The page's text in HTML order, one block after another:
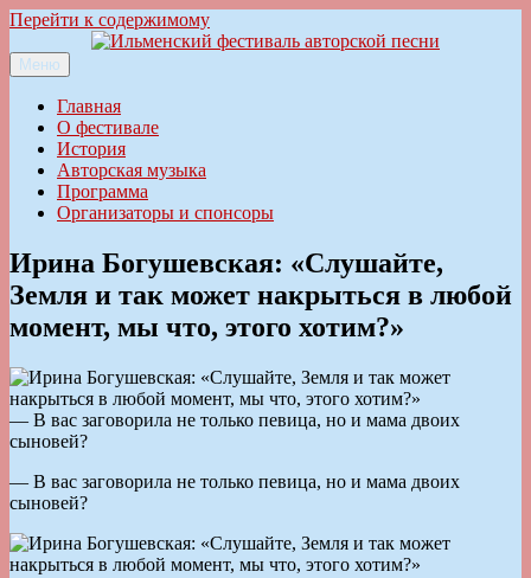
Перейти к содержимому
Ильменский фестиваль авторской песни
Меню
Главная
О фестивале
История
Авторская музыка
Программа
Организаторы и спонсоры
Ирина Богушевская: «Слушайте,
Земля и так может накрыться в любой
момент, мы что, этого хотим?»
— В вас заговорила не только певица, но и мама двоих
сыновей?
— В вас заговорила не только певица, но и мама двоих
сыновей?